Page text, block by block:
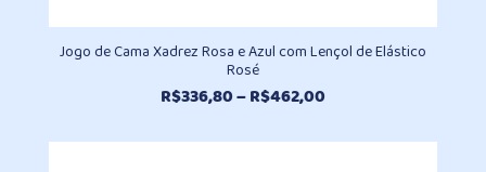
Jogo de Cama Xadrez Rosa e Azul com Lençol de Elástico
Rosé
R$336,80–R$462,00Faixa
preço: